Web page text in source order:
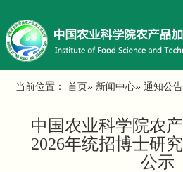
当前位置：首页» 新闻中心» 通知公告
中国农业科学院农
2026年统招博士研
公示